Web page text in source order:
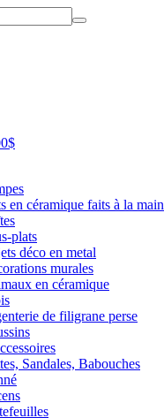
$
en céramique faits à la main
plats
déco en metal
murales
en céramique
de filigrane perse
Sandales, Babouches